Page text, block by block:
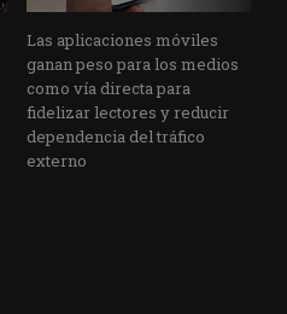
Las aplicaciones móviles
ganan peso para los medios
como vía directa para
fidelizar lectores y reducir
dependencia del tráfico
externo